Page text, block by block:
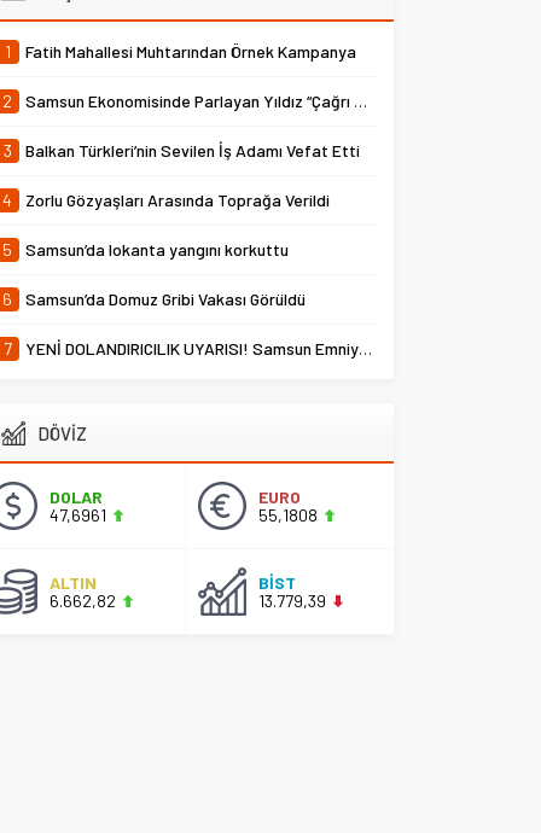
1 Fatih Mahallesi Muhtarından Örnek Kampanya
2 Samsun Ekonomisinde Parlayan Yıldız “Çağrı Temper”
3 Balkan Türkleri’nin Sevilen İş Adamı Vefat Etti
4 Zorlu Gözyaşları Arasında Toprağa Verildi
5 Samsun’da lokanta yangını korkuttu
6 Samsun’da Domuz Gribi Vakası Görüldü
7 YENİ DOLANDIRICILIK UYARISI! Samsun Emniyet Müdürlüğü Uyardı
DÖVİZ
DOLAR
47,6961
EURO
55,1808
ALTIN
6.662,82
BİST
13.779,39